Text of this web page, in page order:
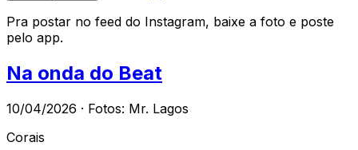
Pra postar no feed do Instagram, baixe a foto e poste
pelo app.
Na onda do Beat
10/04/2026 · Fotos: Mr. Lagos
Corais